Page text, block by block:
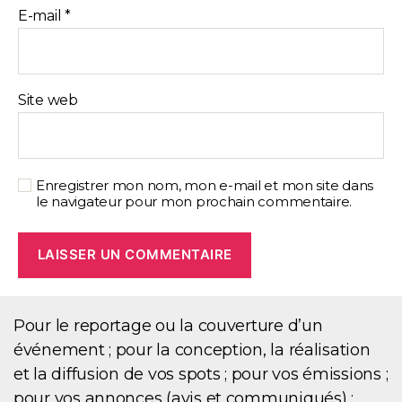
E-mail*
Site web
Enregistrer mon nom, mon e-mail et mon site dans
le navigateur pour mon prochain commentaire.
Pour le reportage ou la couverture d’un
événement ; pour la conception, la réalisation
et la diffusion de vos spots ; pour vos émissions ;